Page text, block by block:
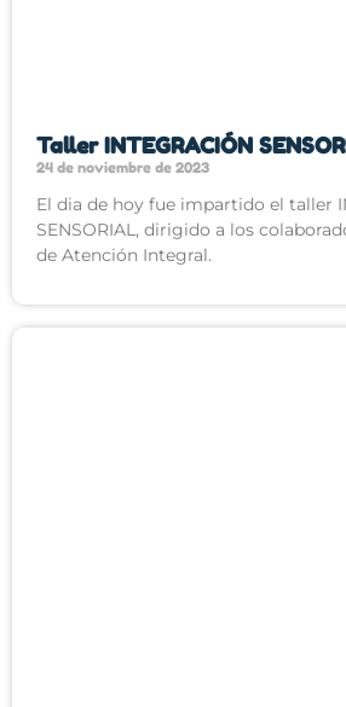
Taller INTEGRACIÓN
24 de noviembre de 2023
El dia de hoy fue impartido el taller
SENSORIAL, dirigido a los
de Atención Integral.